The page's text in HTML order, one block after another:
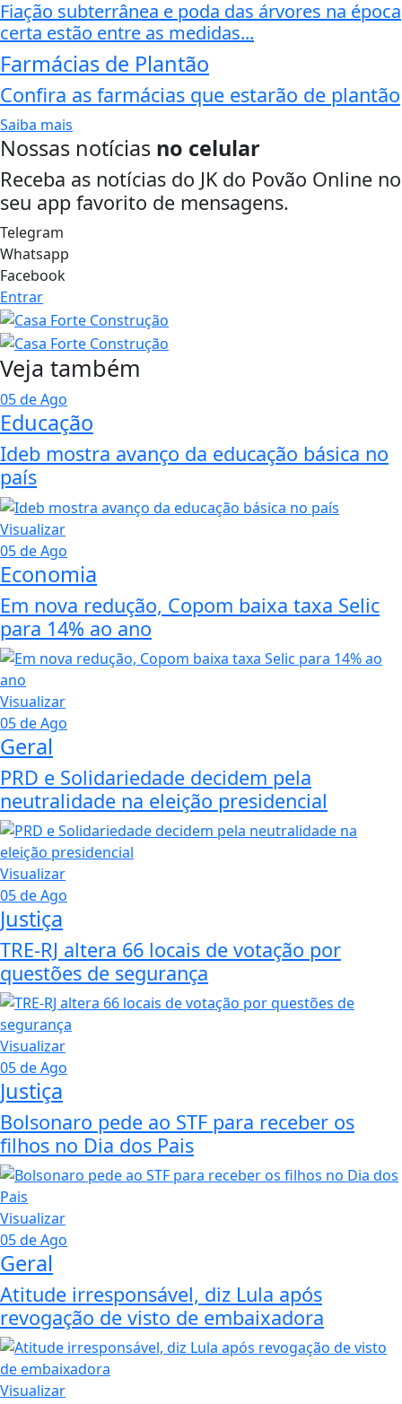
Fiação subterrânea e poda das árvores na época
certa estão entre as medidas...
Farmácias de Plantão
Confira as farmácias que estarão de plantão
Saiba mais
Nossas notícias no celular
Receba as notícias do JK do Povão Online no
seu app favorito de mensagens.
Telegram
Whatsapp
Facebook
Entrar
Veja também
05 de Ago
Educação
Ideb mostra avanço da educação básica no
país
Visualizar
05 de Ago
Economia
Em nova redução, Copom baixa taxa Selic
para 14% ao ano
Visualizar
05 de Ago
Geral
PRD e Solidariedade decidem pela
neutralidade na eleição presidencial
Visualizar
05 de Ago
Justiça
TRE-RJ altera 66 locais de votação por
questões de segurança
Visualizar
05 de Ago
Justiça
Bolsonaro pede ao STF para receber os
filhos no Dia dos Pais
Visualizar
05 de Ago
Geral
Atitude irresponsável, diz Lula após
revogação de visto de embaixadora
Visualizar